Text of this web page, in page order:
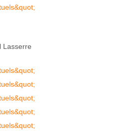
Lasserre